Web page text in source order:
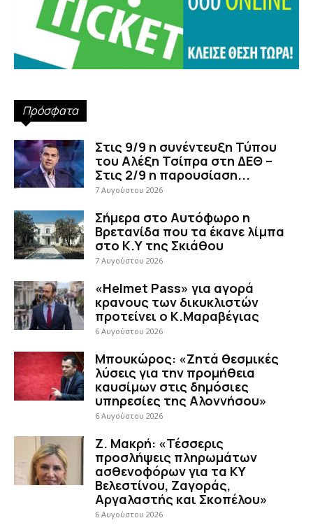
Πρόσφατα
Στις 9/9 η συνέντευξη Τύπου
του Αλέξη Τσίπρα στη ΔΕΘ –
Στις 2/9 η παρουσίαση...
7 Αυγούστου 2026
Σήμερα στο Αυτόφωρο η
Βρετανίδα που τα έκανε λίμπα
στο Κ.Υ της Σκιάθου
7 Αυγούστου 2026
«Helmet Pass» για αγορά
κρανους των δικυκλιστών
προτείνει ο Κ.Μαραβέγιας
6 Αυγούστου 2026
Μπουκώρος: «Ζητά θεσμικές
λύσεις για την προμήθεια
καυσίμων στις δημόσιες
υπηρεσίες της Αλοννήσου»
6 Αυγούστου 2026
Ζ. Μακρή: «Τέσσερις
προσλήψεις πληρωμάτων
ασθενοφόρων για τα ΚΥ
Βελεστίνου, Ζαγοράς,
Αργαλαστής και Σκοπέλου»
6 Αυγούστου 2026